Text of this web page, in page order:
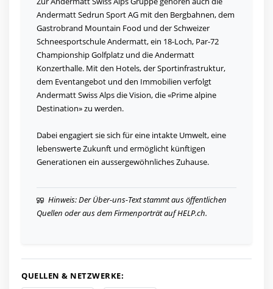
Andermatt Sedrun Sport AG mit den Bergbahnen, dem
Gastrobrand Mountain Food und der Schweizer
Schneesportschule Andermatt, ein 18-Loch, Par-72
Championship Golfplatz und die Andermatt
Konzerthalle. Mit den Hotels, der Sportinfrastruktur,
dem Eventangebot und den Immobilien verfolgt
Andermatt Swiss Alps die Vision, die «Prime alpine
Destination» zu werden.
Dabei engagiert sie sich für eine intakte Umwelt, eine
lebenswerte Zukunft und ermöglicht künftigen
Generationen ein aussergewöhnliches Zuhause.
Hinweis: Der Über-uns-Text stammt aus öffentlichen
Quellen oder aus dem Firmenporträt auf HELP.ch.
QUELLEN & NETZWERKE: